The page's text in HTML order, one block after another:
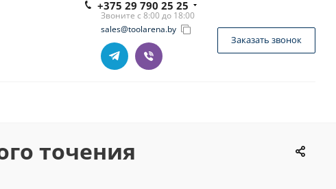
+375 29 790 25 25
Звоните с 8:00 до 18:00
sales@toolarena.by
Заказать звонок
точения